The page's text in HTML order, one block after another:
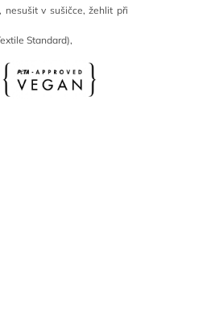
nesušit v sušičce, žehlit při
Standard),